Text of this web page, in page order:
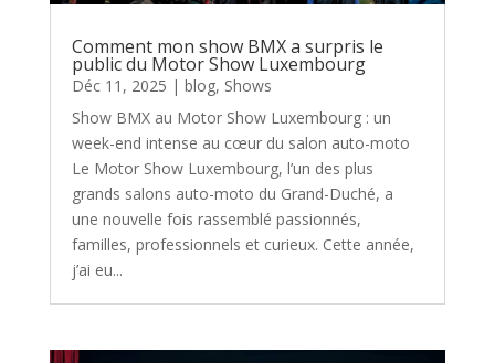
Comment mon show BMX a surpris le
public du Motor Show Luxembourg
Déc 11, 2025 | blog, Shows
Show BMX au Motor Show Luxembourg : un
week-end intense au cœur du salon auto-moto
Le Motor Show Luxembourg, l’un des plus
grands salons auto-moto du Grand-Duché, a
une nouvelle fois rassemblé passionnés,
familles, professionnels et curieux. Cette année,
j’ai eu...